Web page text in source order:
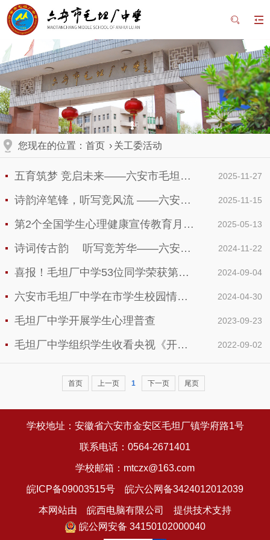
您现在的位置： 首页 › 关工委活动
2025-11-27
五育筑梦 竞启未来——六安市毛坦厂中学2025年体育文化节暨田径运动会燃情启幕
2025-11-15
诗韵淬笔锋，听写竞风流 ——六安金安高级中学、六安市毛坦厂中学分获金安区第八届中小学生汉字（诗词）听写大赛冠亚军
2025-05-13
第2个全国学生心理健康宣传教育月主题推进活动举行
2024-11-22
诗词传古韵 听写竞芳华——六安市毛坦厂中学、六安金安高级中学在金安区第七届中小学生汉字（诗词）听写大赛上再创佳绩
2024-09-04
喜报！毛坦厂中学53位同学荣获第三届“语文报杯•时代新人说”全国中学生征文大赛国家级奖项
2024-04-30
六安市毛坦厂中学在市学生校园情景剧大赛中荣获佳绩
2023-09-23
毛坦厂中学开展学生心理普查
2022-09-02
毛坦厂中学组织学生收看央视《开学第一课》
首页 上一页 1 下一页 尾页
学校地址：安徽省六安市金安区毛坦厂镇学府路1号
联系电话：0564-2671401
学校邮箱：mtczx@163.com
皖ICP备09003515号 皖六公网备3424012012039
本网站由 皖西电脑有限公司 提供技术支持
皖公网安备 34150102000040